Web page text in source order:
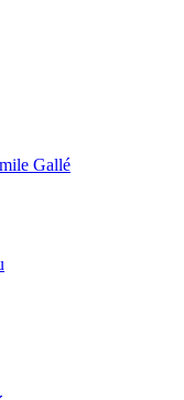
Gallé